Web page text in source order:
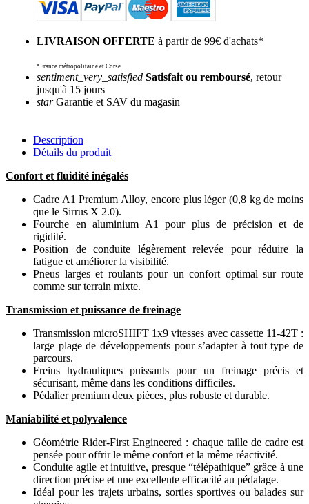
LIVRAISON OFFERTE à partir de 99€ d'achats*
*France métropolitaine et Corse
sentiment_very_satisfied Satisfait ou remboursé, retour
jusqu'à 15 jours
starGarantie et SAV du magasin
Description
Détails du produit
Confort et fluidité inégalés
Cadre A1 Premium Alloy, encore plus léger (0,8 kg de moins
que le Sirrus X 2.0).
Fourche en aluminium A1 pour plus de précision et de
rigidité.
Position de conduite légèrement relevée pour réduire la
fatigue et améliorer la visibilité.
Pneus larges et roulants pour un confort optimal sur route
comme sur terrain mixte.
Transmission et puissance de freinage
Transmission microSHIFT 1x9 vitesses avec cassette 11-42T :
large plage de développements pour s’adapter à tout type de
parcours.
Freins hydrauliques puissants pour un freinage précis et
sécurisant, même dans les conditions difficiles.
Pédalier premium deux pièces, plus robuste et durable.
Maniabilité et polyvalence
Géométrie Rider-First Engineered : chaque taille de cadre est
pensée pour offrir le même confort et la même réactivité.
Conduite agile et intuitive, presque “télépathique” grâce à une
direction précise et une excellente efficacité au pédalage.
Idéal pour les trajets urbains, sorties sportives ou balades sur